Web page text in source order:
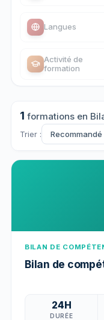
Langues
Activité de
formation
1 formations en
Trier :
BILAN DE
Bilan de
24H
DURÉE